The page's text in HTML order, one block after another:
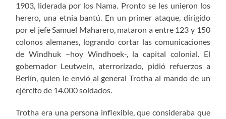
1903, liderada por los Nama. Pronto se les unieron los
herero, una etnia bantú. En un primer ataque, dirigido
por el jefe Samuel Maharero, mataron a entre 123 y 150
colonos alemanes, logrando cortar las comunicaciones
de Windhuk –hoy Windhoek-, la capital colonial. El
gobernador Leutwein, aterrorizado, pidió refuerzos a
Berlín, quien le envió al general Trotha al mando de un
ejército de 14.000 soldados.
Trotha era una persona inflexible, que consideraba que